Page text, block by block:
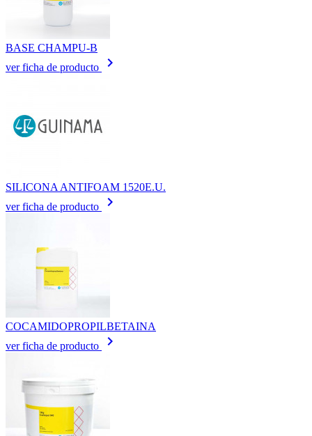
BASE CHAMPU-B
ver ficha de producto
keyboard_arrow_right
SILICONA ANTIFOAM 1520E.U.
ver ficha de producto
keyboard_arrow_right
COCAMIDOPROPILBETAINA
ver ficha de producto
keyboard_arrow_right